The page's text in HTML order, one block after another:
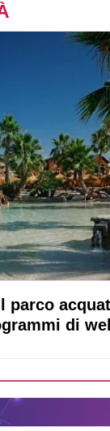
parco
di